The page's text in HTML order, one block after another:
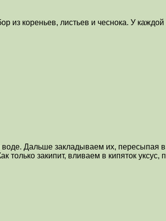
кореньев, листьев и чеснока. У
Дальше закладываем их, пересыпая
только закипит, вливаем в кипяток